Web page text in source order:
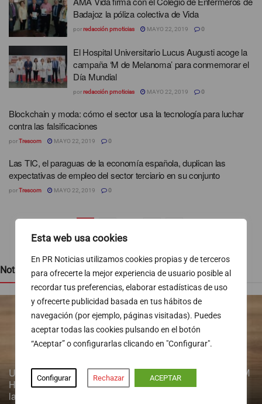
Esta web usa cookies
En PR Noticias utilizamos cookies propias y de terceros
para ofrecerte la mejor experiencia de usuario posible al
recordar tus preferencias, elaborar estadísticas de uso
y ofrecerte publicidad basada en tus hábitos de
navegación (por ejemplo, páginas visitadas). Puedes
aceptar todas las cookies pulsando en el botón
“Aceptar” o configurarlas clicando en "Configurar".
Configurar Rechazar ACEPTAR
Badajoz la póliza colectiva de Vida
porredacción prnoticias MAYO 22, 2019 0
El Hospital Universitario Lucus Augusti acoge la
campaña ‘M de Melanoma’ para conmemorar el
Día Mundial
porredacción prnoticias MAYO 22, 2019 0
Blockchain y moda: cómo el sector usa la tecnología para luchar
contra las falsificaciones
porTrescom MAYO 22, 2019 0
Las TIC, el paraguas de la economía española, duplican las
expectativas de empleo del sector terciario en su conjunto
porTrescom MAYO 22, 2019 0
Noticias recientes
Un estudio longitudinal de la Fundación de Investigación HM
Hospitales identifica la ventana de oportunidad para revertir
la obesidad infantil